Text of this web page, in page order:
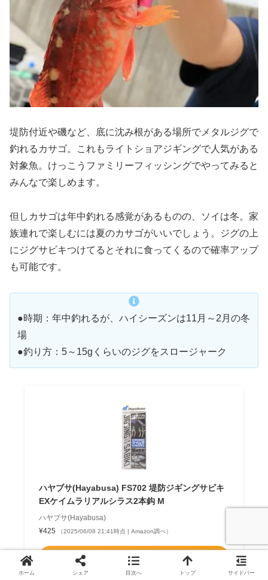
堤防付近や磯など、底に沈み根がある場所でメタルジグで
釣れるカサゴ。これもライトショアジギングで人気がある
対象魚。けっこうファミリーフィッシングでやってみると
みんなで楽しめます。
但しカサゴは年中釣れる感覚があるものの、ソイは冬。家
族連れで楽しむには夏のカサゴがいいでしょう。ジグの上
にジグサビキつけてるとそれに食ってくるので確率アップ
も可能です。
●時期：年中釣れるが、ハイシーズンは11月～2月の冬
場
●釣り方：5～15gくらいのジグをスロージャーク
ハヤブサ(Hayabusa) FS702 堤防ジギングサビキ
EXケイムラリアルシラス2本鈎 M
ハヤブサ(Hayabusa)
¥425
（2025/06/08 21:41時点 | Amazon調べ）
Amazon
ホーム シェア 目次へ トップ サイドバー